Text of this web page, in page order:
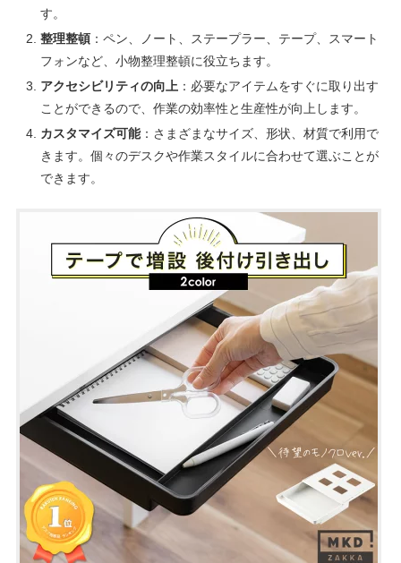
す。
整理整頓：ペン、ノート、ステープラー、テープ、スマート
フォンなど、小物整理整頓に役立ちます。
アクセシビリティの向上 ：必要なアイテムをすぐに取り出す
ことができるので、作業の効率性と生産性が向上します。
カスタマイズ可能：さまざまなサイズ、形状、材質で利用で
きます。個々のデスクや作業スタイルに合わせて選ぶことが
できます。